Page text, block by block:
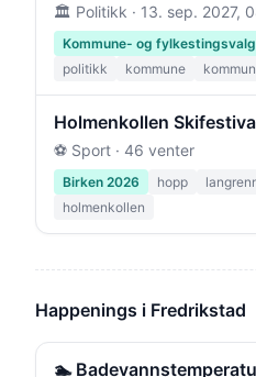
🏛️ Politikk · 13. sep. 2027,
Kommune- og
politikk
kommune
Holmenkollen
⚽ Sport · 46 venter
Birken 2026 hopp
holmenkollen
Happenings i Fredrikstad
🏊